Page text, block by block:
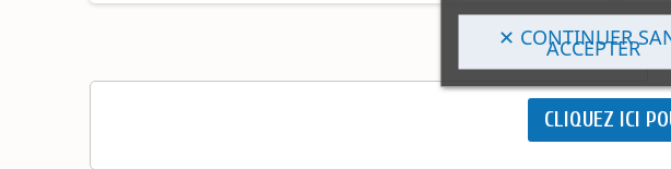
CLIQUEZ ICI
✕ CONTINUER
ACCEPTER